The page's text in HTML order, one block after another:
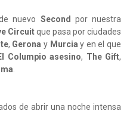
nuevo Second por nuestra
Circuitque pasa por ciudades
, Geronay Murciay en el que
Columpio asesino, The Gift,
.
de abrir una noche intensa